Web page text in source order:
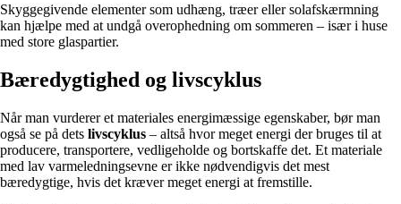
Skyggegivende elementer som udhæng, træer eller solafskærmning
kan hjælpe med at undgå overophedning om sommeren – især i huse
med store glaspartier.
Bæredygtighed og livscyklus
Når man vurderer et materiales energimæssige egenskaber, bør man
også se på dets livscyklus – altså hvor meget energi der bruges til at
producere, transportere, vedligeholde og bortskaffe det. Et materiale
med lav varmeledningsevne er ikke nødvendigvis det mest
bæredygtige, hvis det kræver meget energi at fremstille.